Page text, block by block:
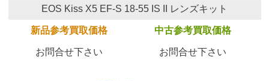
EOS Kiss X5 EF-S 18-55 IS II レンズキット
新品参考買取価格 中古参考買取価格
お問合せ下さい お問合せ下さい